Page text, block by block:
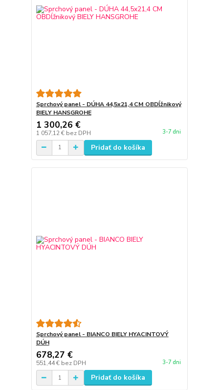
Sprchový panel - DÚHA 44,5x21,4 CM OBDĺžnikový
BIELY HANSGROHE
1 300,26 €
1 057,12 € bez DPH 3-7 dni
Pridať do košíka
Sprchový panel - BIANCO BIELY HYACINTOVÝ
DÚH
678,27 €
551,44 € bez DPH 3-7 dni
Pridať do košíka